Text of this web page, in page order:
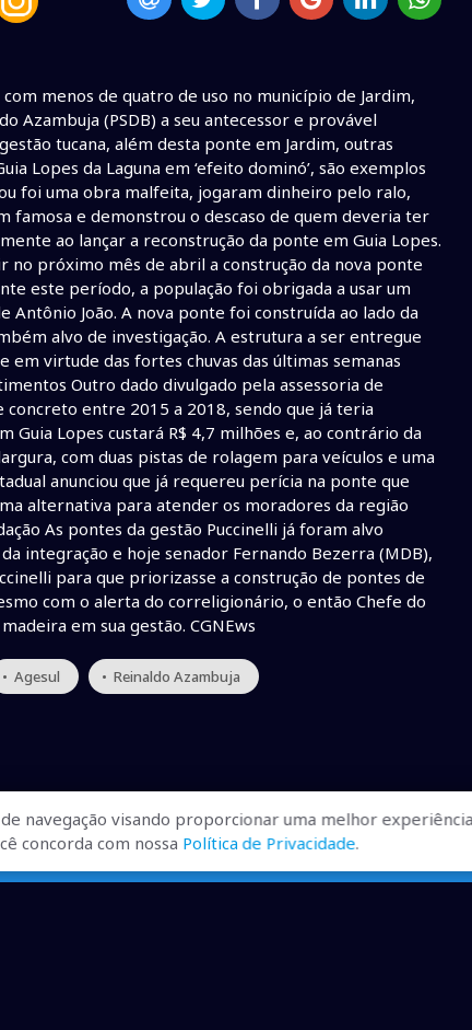
menos de quatro de uso no município de Jardim,
Azambuja (PSDB) a seu antecessor e provável
tucana, além desta ponte em Jardim, outras
Lopes da Laguna em ‘efeito dominó’, são exemplos
foi uma obra malfeita, jogaram dinheiro pelo ralo,
famosa e demonstrou o descaso de quem deveria ter
ao lançar a reconstrução da ponte em Guia Lopes.
no próximo mês de abril a construção da nova ponte
este período, a população foi obrigada a usar um
João. A nova ponte foi construída ao lado da
alvo de investigação. A estrutura a ser entregue
virtude das fortes chuvas das últimas semanas
Outro dado divulgado pela assessoria de
entre 2015 a 2018, sendo que já teria
Guia Lopes custará R$ 4,7 milhões e, ao contrário da
com duas pistas de rolagem para veículos e uma
anunciou que já requereu perícia na ponte que
alternativa para atender os moradores da região
As pontes da gestão Puccinelli já foram alvo
integração e hoje senador Fernando Bezerra (MDB),
para que priorizasse a construção de pontes de
com o alerta do correligionário, o então Chefe do
em sua gestão. CGNEws
• Agesul • Reinaldo Azambuja
navegação visando proporcionar uma melhor
concorda com nossa Política de Privacidade.